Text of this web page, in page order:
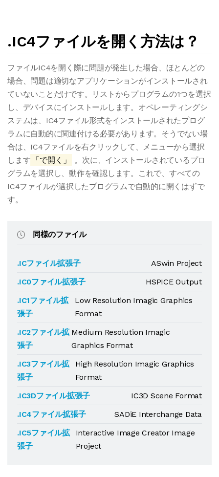
.IC4ファイルを開く方法は？
ファイルIC4を開く際に問題が発生した場合、ほとんどの
場合、問題は適切なアプリケーションがインストールされ
ていないことだけです。リストからプログラムの1つを選択
し、デバイスにインストールします。オペレーティングシ
ステムは、IC4ファイル形式をインストールされたプログ
ラムに自動的に関連付ける必要があります。そうでない場
合は、IC4ファイルを右クリックして、メニューから選択
します
「で開く」
。次に、インストールされているプロ
グラムを選択し、動作を確認します。これで、すべての
IC4ファイルが選択したプログラムで自動的に開くはずで
す。
同様のファイル
.ICファイル拡張子
ASwin Project
.IC0ファイル拡張子
HSPICE Output
.IC1ファイル拡
張子
Low Resolution Imagic Graphics
Format
.IC2ファイル拡
張子
Medium Resolution Imagic
Graphics Format
.IC3ファイル拡
張子
High Resolution Imagic Graphics
Format
.IC3Dファイル拡張子
IC3D Scene Format
.IC4ファイル拡張子
SADiE Interchange Data
.IC5ファイル拡
張子
Interactive Image Creator Image
Project